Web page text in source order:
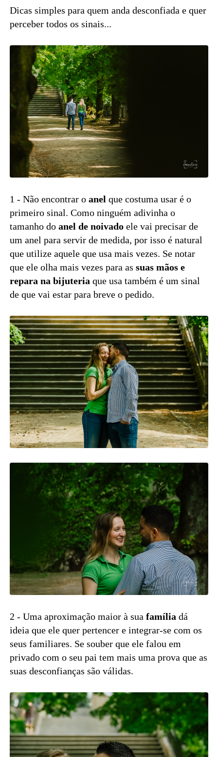
Dicas simples para quem anda desconfiada e quer
perceber todos os sinais...
1 - Não encontrar o anel que costuma usar é o
primeiro sinal. Como ninguém adivinha o
tamanho do anel de noivado ele vai precisar de
um anel para servir de medida, por isso é natural
que utilize aquele que usa mais vezes. Se notar
que ele olha mais vezes para as suas mãos e
repara na bijuteria que usa também é um sinal
de que vai estar para breve o pedido.
2 - Uma aproximação maior à sua família dá
ideia que ele quer pertencer e integrar-se com os
seus familiares. Se souber que ele falou em
privado com o seu pai tem mais uma prova que as
suas desconfianças são válidas.